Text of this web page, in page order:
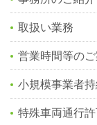
取扱い業務
営業時間等の
小規模事業者
特殊車両通行